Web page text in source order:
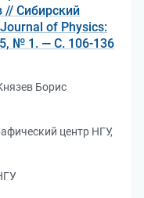
// Сибирский
of Physics:
№ 1. — С. 106-136
Борис
центр НГУ,